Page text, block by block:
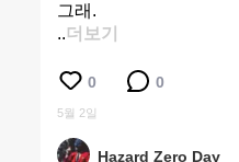
그래.
..더보기
0 0
5월 2일
Hazard Zero Day